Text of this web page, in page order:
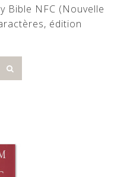
Bible NFC (Nouvelle
édition